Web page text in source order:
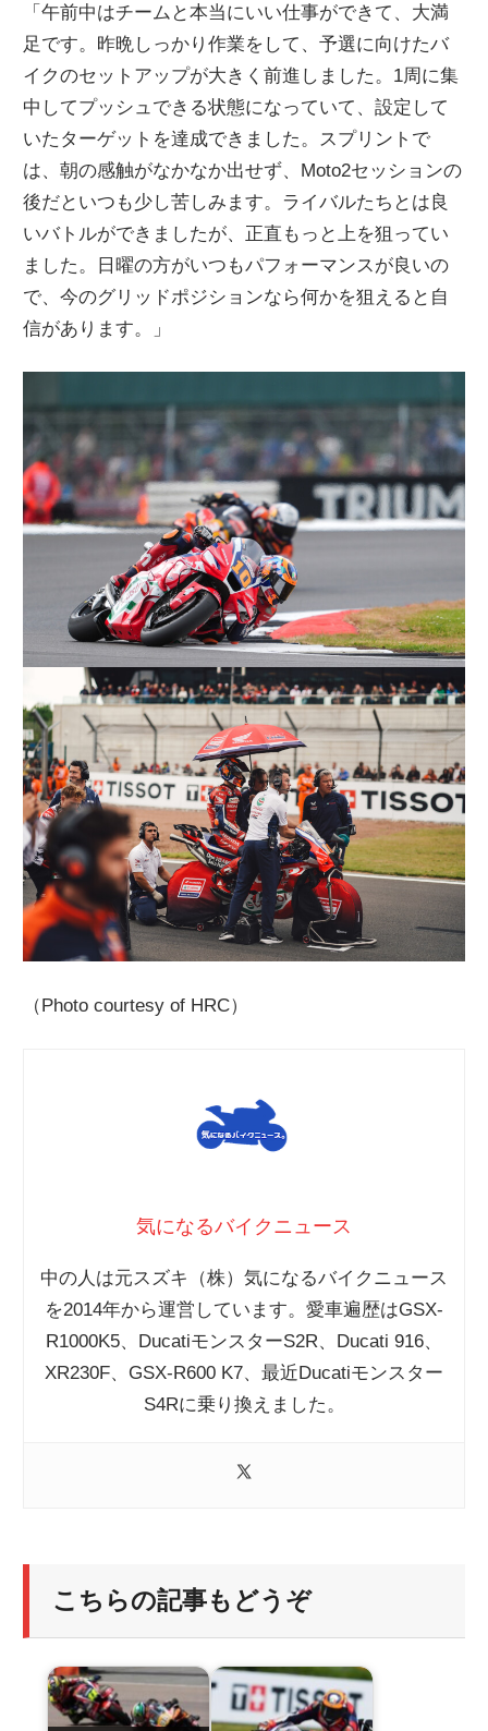
「午前中はチームと本当にいい仕事ができて、大満
足です。昨晩しっかり作業をして、予選に向けたバ
イクのセットアップが大きく前進しました。1周に集
中してプッシュできる状態になっていて、設定して
いたターゲットを達成できました。スプリントで
は、朝の感触がなかなか出せず、Moto2セッションの
後だといつも少し苦しみます。ライバルたちとは良
いバトルができましたが、正直もっと上を狙ってい
ました。日曜の方がいつもパフォーマンスが良いの
で、今のグリッドポジションなら何かを狙えると自
信があります。」
（Photo courtesy of HRC）
気になるバイクニュース
中の人は元スズキ（株）気になるバイクニュース
を2014年から運営しています。愛車遍歴はGSX-
R1000K5、DucatiモンスターS2R、Ducati 916、
XR230F、GSX-R600 K7、最近Ducatiモンスター
S4Rに乗り換えました。
こちらの記事もどうぞ